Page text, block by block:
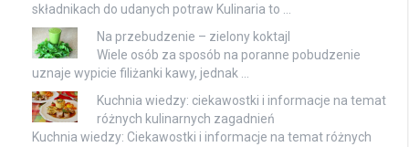
składnikach do udanych potraw Kulinaria to …
Na przebudzenie – zielony koktajl
Wiele osób za sposób na poranne pobudzenie
uznaje wypicie filiżanki kawy, jednak …
Kuchnia wiedzy: ciekawostki i informacje na temat
różnych kulinarnych zagadnień
Kuchnia wiedzy: Ciekawostki i informacje na temat różnych